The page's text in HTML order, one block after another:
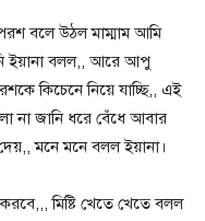
বলে উঠল মাম্মাম আমি
ইয়ানা বলল,, আরে আপু
কিচেনে নিয়ে যাচ্ছি,, এই
না জানি ধরে বেঁধে আবার
মনে মনে বলল ইয়ানা।
মিষ্টি খেতে খেতে বলল